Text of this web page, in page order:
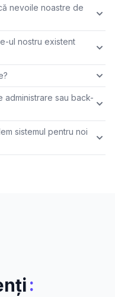
nevoile noastre de
ul nostru existent
administrare sau back-
sistemul pentru noi
: